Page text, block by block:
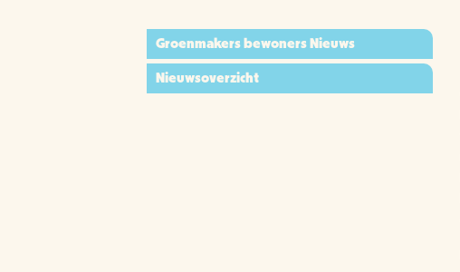
Groenmakers bewoners Nieuws
Nieuwsoverzicht